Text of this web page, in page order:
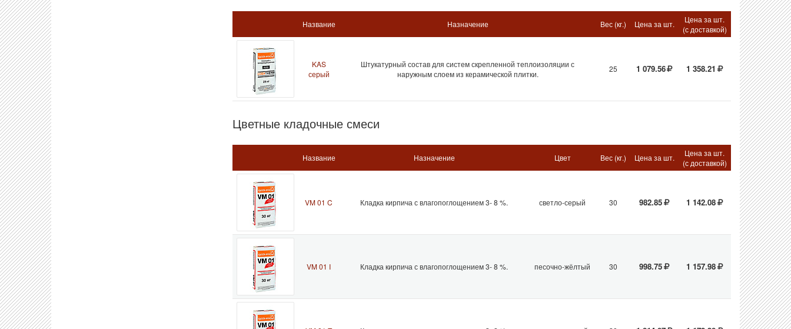
Название Назначение Вес (кг.) Цена за шт.
Цена за шт.
(с доставкой)
KAS
серый
Штукатурный состав для систем скрепленной теплоизоляции с
наружным слоем из керамической плитки.
25 1 079.56 1 358.21
Цветные кладочные смеси
Название Назначение Цвет Вес (кг.) Цена за шт.
Цена за шт.
(с доставкой)
VM 01 C Кладка кирпича с влагопоглощением 3- 8 %. светло-серый 30 982.85 1 142.08
VM 01 I Кладка кирпича с влагопоглощением 3- 8 %. песочно-жёлтый 30 998.75 1 157.98